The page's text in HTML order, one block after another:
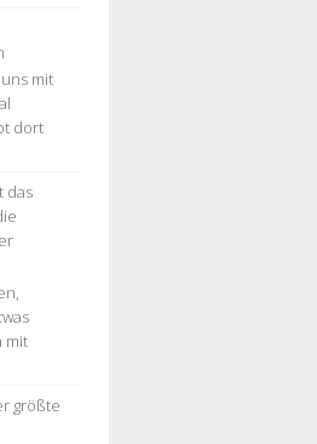
mit
dort
das
mit
größte